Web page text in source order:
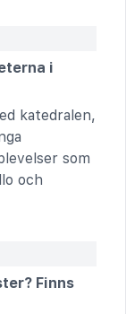
i
katedralen,
som
och
Finns